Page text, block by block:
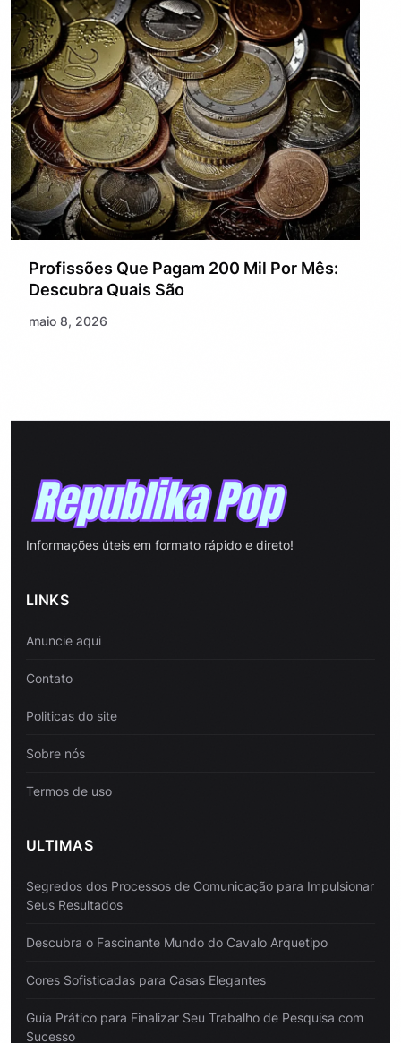
Profissões Que Pagam 200 Mil Por Mês:
Descubra Quais São
maio 8, 2026
Informações úteis em formato rápido e direto!
LINKS
Anuncie aqui
Contato
Politicas do site
Sobre nós
Termos de uso
ULTIMAS
Segredos dos Processos de Comunicação para Impulsionar
Seus Resultados
Descubra o Fascinante Mundo do Cavalo Arquetipo
Cores Sofisticadas para Casas Elegantes
Guia Prático para Finalizar Seu Trabalho de Pesquisa com
Sucesso